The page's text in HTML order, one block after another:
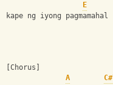
E
kape ng iyong pagmamahal
[Chorus]
A